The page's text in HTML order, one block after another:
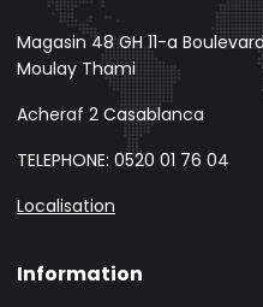
Magasin 48 GH 11-a Boulevard
Moulay Thami
Acheraf 2 Casablanca
TELEPHONE: 0520 01 76 04
Localisation
Information